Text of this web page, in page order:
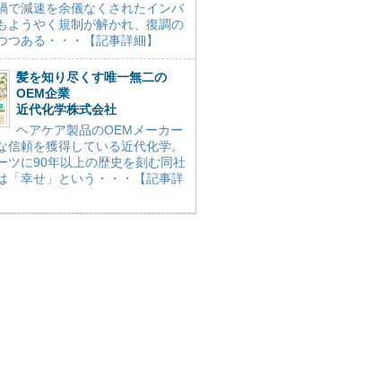
で減速を余儀なくされたインバ
ようやく規制が解かれ、復調の
つある・・・【記事詳細】
髪を知り尽くす唯一無二の
OEM企業
近代化学株式会社
ヘアケア製品のOEMメーカー
信頼を獲得している近代化学。
ツに90年以上の歴史を刻む同社
「幸せ」という・・・【記事詳